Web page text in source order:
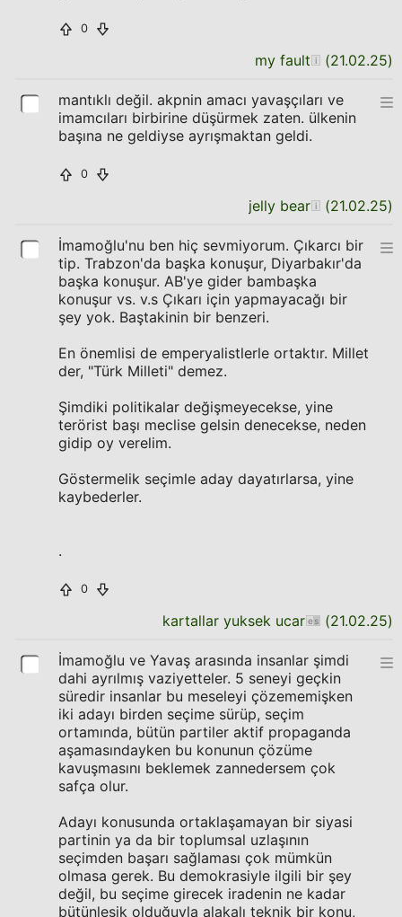
0
my fault (21.02.25)
mantıklı değil. akpnin amacı yavaşçıları ve
imamcıları birbirine düşürmek zaten. ülkenin
başına ne geldiyse ayrışmaktan geldi.
0
jelly bear (21.02.25)
İmamoğlu'nu ben hiç sevmiyorum. Çıkarcı bir
tip. Trabzon'da başka konuşur, Diyarbakır'da
başka konuşur. AB'ye gider bambaşka
konuşur vs. v.s Çıkarı için yapmayacağı bir
şey yok. Baştakinin bir benzeri.
En önemlisi de emperyalistlerle ortaktır. Millet
der, "Türk Milleti" demez.
Şimdiki politikalar değişmeyecekse, yine
terörist başı meclise gelsin denecekse, neden
gidip oy verelim.
Göstermelik seçimle aday dayatırlarsa, yine
kaybederler.
.
0
kartallar yuksek ucar (21.02.25)
İmamoğlu ve Yavaş arasında insanlar şimdi
dahi ayrılmış vaziyetteler. 5 seneyi geçkin
süredir insanlar bu meseleyi çözememişken
iki adayı birden seçime sürüp, seçim
ortamında, bütün partiler aktif propaganda
aşamasındayken bu konunun çözüme
kavuşmasını beklemek zannedersem çok
safça olur.
Adayı konusunda ortaklaşamayan bir siyasi
partinin ya da bir toplumsal uzlaşının
seçimden başarı sağlaması çok mümkün
olmasa gerek. Bu demokrasiyle ilgili bir şey
değil, bu seçime girecek iradenin ne kadar
bütünleşik olduğuyla alakalı teknik bir konu,